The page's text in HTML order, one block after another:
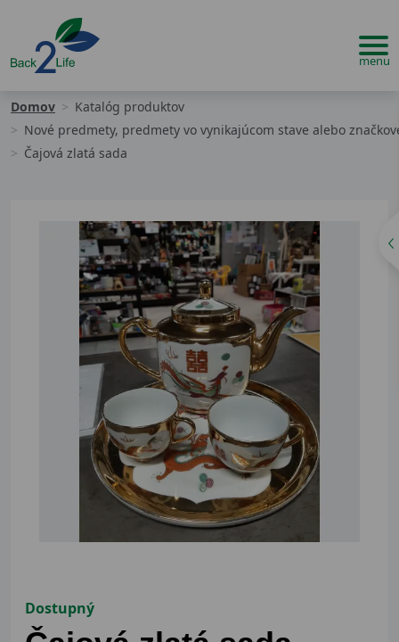
Domov
Katalóg produktov
Nové predmety, predmety vo vynikajúcom stave alebo
Čajová zlatá sada
Dostupný